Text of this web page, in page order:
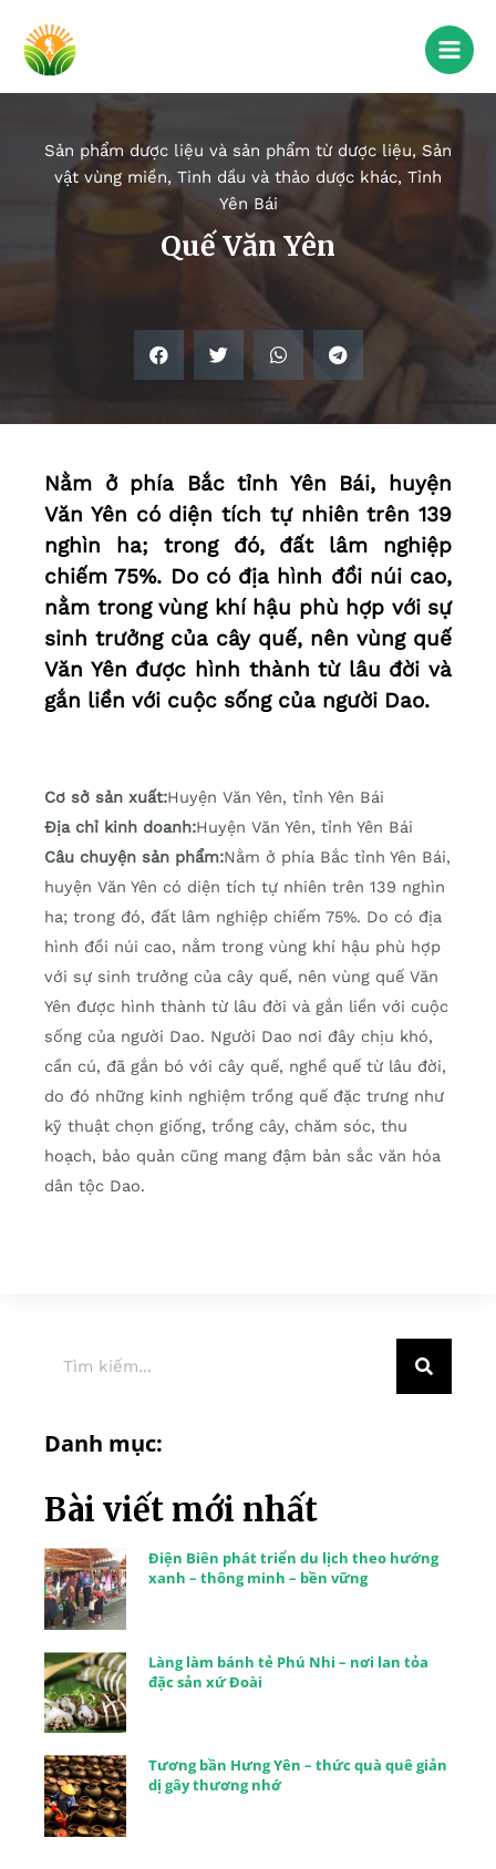
Sản phẩm dược liệu và sản phẩm từ dược liệu, Sản
vật vùng miền, Tinh dầu và thảo dược khác, Tỉnh
Yên Bái
Quế Văn Yên
Nằm ở phía Bắc tỉnh Yên Bái, huyện
Văn Yên có diện tích tự nhiên trên 139
nghìn ha; trong đó, đất lâm nghiệp
chiếm 75%. Do có địa hình đồi núi cao,
nằm trong vùng khí hậu phù hợp với sự
sinh trưởng của cây quế, nên vùng quế
Văn Yên được hình thành từ lâu đời và
gắn liền với cuộc sống của người Dao.
Cơ sở sản xuất:Huyện Văn Yên, tỉnh Yên Bái
Địa chỉ kinh doanh:Huyện Văn Yên, tỉnh Yên Bái
Câu chuyện sản phẩm:Nằm ở phía Bắc tỉnh Yên Bái,
huyện Văn Yên có diện tích tự nhiên trên 139 nghìn
ha; trong đó, đất lâm nghiệp chiếm 75%. Do có địa
hình đồi núi cao, nằm trong vùng khí hậu phù hợp
với sự sinh trưởng của cây quế, nên vùng quế Văn
Yên được hình thành từ lâu đời và gắn liền với cuộc
sống của người Dao. Người Dao nơi đây chịu khó,
cần cú, đã gắn bó với cây quế, nghề quế từ lâu đời,
do đó những kinh nghiệm trồng quế đặc trưng như
kỹ thuật chọn giống, trồng cây, chăm sóc, thu
hoạch, bảo quản cũng mang đậm bản sắc văn hóa
dân tộc Dao.
Danh mục:
Bài viết mới nhất
Điện Biên phát triển du lịch theo hướng
xanh – thông minh – bền vững
Làng làm bánh tẻ Phú Nhi – nơi lan tỏa
đặc sản xứ Đoài
Tương bần Hưng Yên – thức quà quê giản
dị gây thương nhớ